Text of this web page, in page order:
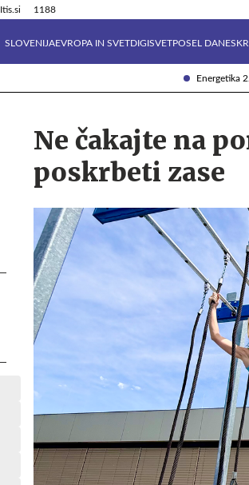
Energetika
Itis.si 1188
SLOVENIJAEVROPA IN SVETDIGISVETPOSEL DANES
Tehnik
Ne čakajte na
poskrbeti zase